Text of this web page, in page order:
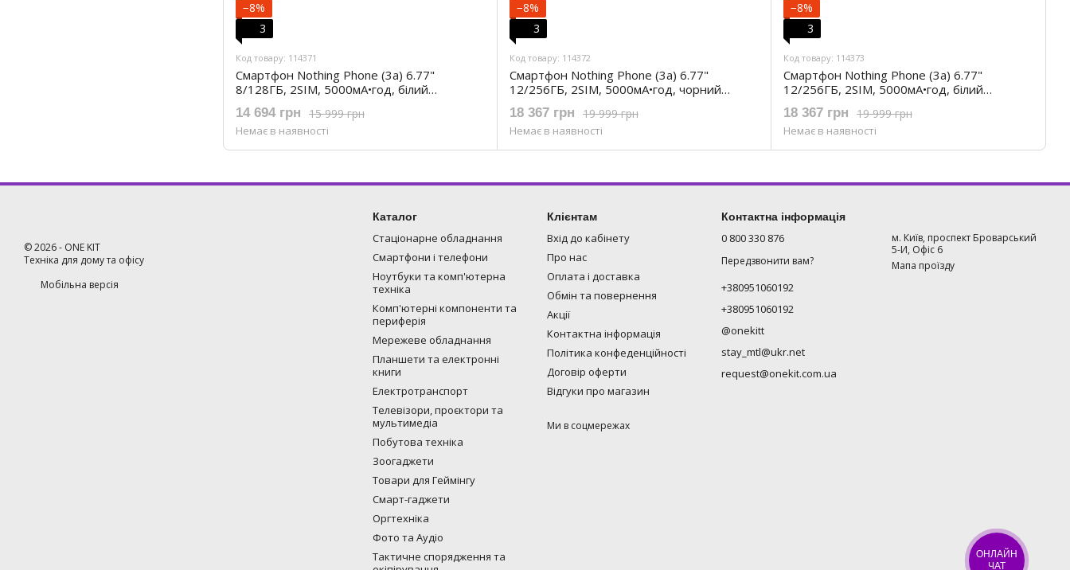
−8%
3
Код товару: 114371
Смартфон Nothing Phone (3a) 6.77"
8/128ГБ, 2SIM, 5000мА•год, білий
(920020W)
15 999 грн
14 694 грн
Немає в наявності
−8%
3
Код товару: 114372
Смартфон Nothing Phone (3a) 6.77"
12/256ГБ, 2SIM, 5000мА•год, чорний
(920021K)
19 999 грн
18 367 грн
Немає в наявності
−8%
3
Код товару: 114373
Смартфон Nothing Phone (3a) 6.77"
12/256ГБ, 2SIM, 5000мА•год, білий
(920021W)
19 999 грн
18 367 грн
Немає в наявності
©2026- ONE KIT
Техніка для дому та офісу
Мобільна версія
Каталог
Стаціонарне обладнання
Смартфони і телефони
Ноутбуки та комп'ютерна
техніка
Комп'ютерні компоненти та
периферія
Мережеве обладнання
Планшети та електронні
книги
Електротранспорт
Телевізори, проєктори та
мультимедіа
Побутова техніка
Зоогаджети
Товари для Геймінгу
Смарт-гаджети
Оргтехніка
Фото та Аудіо
Тактичне спорядження та
Клієнтам
Вхід до кабінету
Про нас
Оплата і доставка
Обмін та повернення
Акції
Контактна інформація
Політика конфеденційності
Договір оферти
Відгуки про магазин
Ми в соцмережах
Контактна інформація
0 800 330 876
Передзвонити вам?
+380951060192
+380951060192
@onekitt
stay_mtl@ukr.net
request@onekit.com.ua
м. Київ, проспект Броварський
5-И, Офіс 6
Мапа проїзду
ОНЛАЙН
ЧАТ